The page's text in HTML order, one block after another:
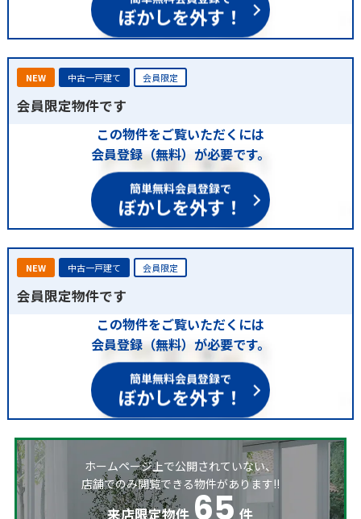
ぼかしを外す！
NEW 中古一戸建て 会員限定
会員限定物件です
この物件をご覧いただくには
会員登録（無料）が必要です。
簡単無料会員登録で
ぼかしを外す！
NEW 中古一戸建て 会員限定
会員限定物件です
この物件をご覧いただくには
会員登録（無料）が必要です。
簡単無料会員登録で
ぼかしを外す！
ホームページ上で公開されていない、
店舗でのみ閲覧できる物件があります!!
来店限定物件 65 件